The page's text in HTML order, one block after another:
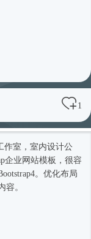
1
作室，室内设计公
企业 网站模板 ，很容
。优化布局
容。